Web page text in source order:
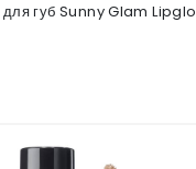
губ Sunny Glam